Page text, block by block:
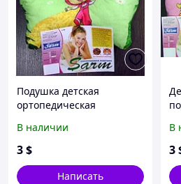
Подушка детская
ортопедическая
В наличии
3$
Написать
В
3